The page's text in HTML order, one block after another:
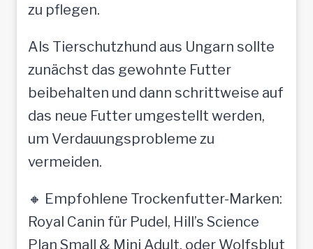
zu pflegen.
Als Tierschutzhund aus Ungarn sollte
zunächst das gewohnte Futter
beibehalten und dann schrittweise auf
das neue Futter umgestellt werden,
um Verdauungsprobleme zu
vermeiden.
🔸 Empfohlene Trockenfutter-Marken:
Royal Canin für Pudel, Hill’s Science
Plan Small & Mini Adult, oder Wolfsblut